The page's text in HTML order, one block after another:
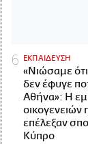
ΕΚΠΑΙΔΕΥΣΗ
«Νιώσαμε ότι
δεν έφυγε
Αθήνα»: Η
οικογενειών
επέλεξαν
Κύπρο